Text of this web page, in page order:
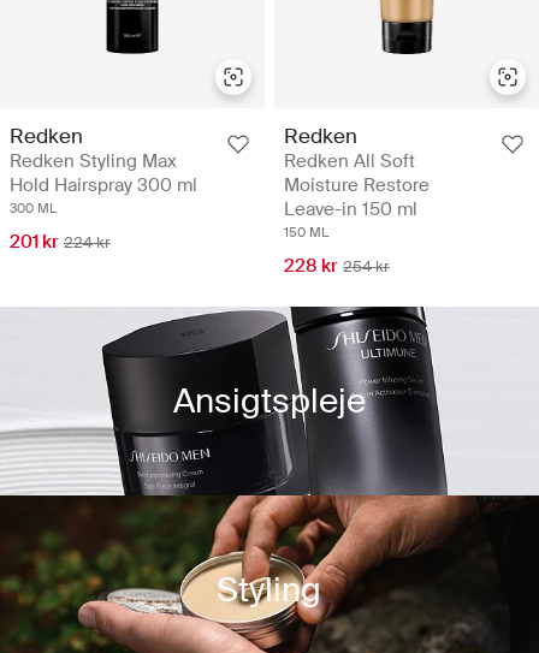
Redken
Redken Styling Max
Hold Hairspray 300 ml
300 ML
201 kr 224 kr
Redken
Redken All Soft
Moisture Restore
Leave-in 150 ml
150 ML
228 kr 254 kr
Ansigtspleje
Styling